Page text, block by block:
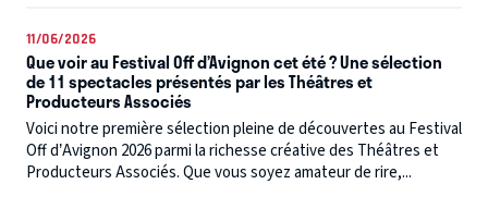
11/06/2026
Que voir au Festival Off d’Avignon cet été ? Une sélection
de 11 spectacles présentés par les Théâtres et
Producteurs Associés
Voici notre première sélection pleine de découvertes au Festival
Off d’Avignon 2026 parmi la richesse créative des Théâtres et
Producteurs Associés. Que vous soyez amateur de rire,...